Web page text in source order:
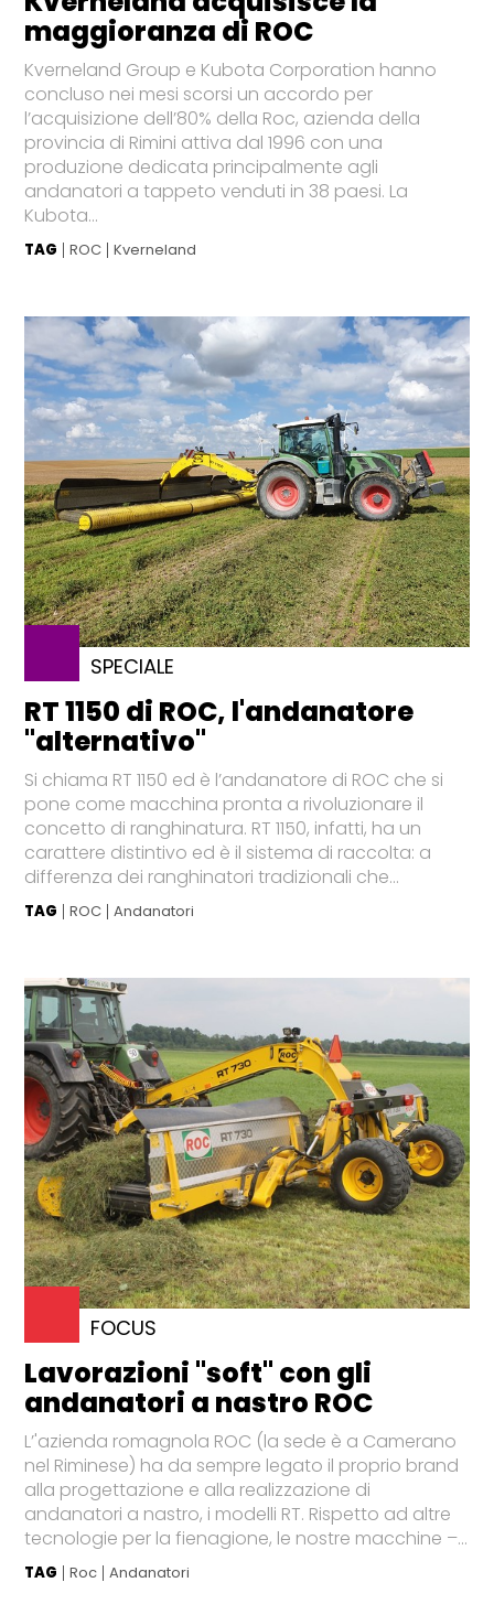
maggioranza di ROC
Kverneland Group e Kubota Corporation hanno
concluso nei mesi scorsi un accordo per
l’acquisizione dell’80% della Roc, azienda della
provincia di Rimini attiva dal 1996 con una
produzione dedicata principalmente agli
andanatori a tappeto venduti in 38 paesi. La
Kubota...
TAG ROC Kverneland
SPECIALE
RT 1150 di ROC, l'andanatore
"alternativo"
Si chiama RT 1150 ed è l’andanatore di ROC che si
pone come macchina pronta a rivoluzionare il
concetto di ranghinatura. RT 1150, infatti, ha un
carattere distintivo ed è il sistema di raccolta: a
differenza dei ranghinatori tradizionali che...
TAG ROC Andanatori
FOCUS
Lavorazioni "soft" con gli
andanatori a nastro ROC
L’'azienda romagnola ROC (la sede è a Camerano
nel Riminese) ha da sempre legato il proprio brand
alla progettazione e alla realizzazione di
andanatori a nastro, i modelli RT. Rispetto ad altre
tecnologie per la fienagione, le nostre macchine –...
TAG Roc Andanatori